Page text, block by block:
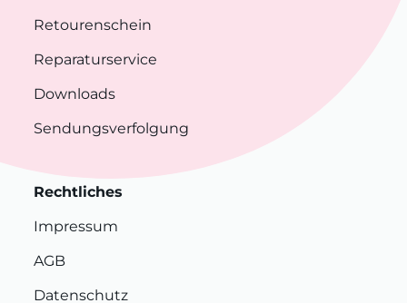
Retourenschein
Reparaturservice
Downloads
Sendungsverfolgung
Rechtliches
Impressum
AGB
Datenschutz